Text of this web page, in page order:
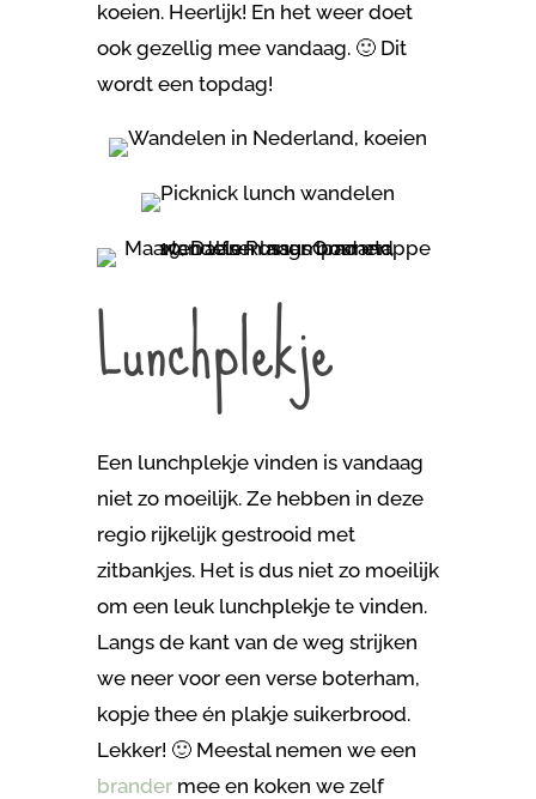
koeien. Heerlijk! En het weer doet
ook gezellig mee vandaag. 🙂 Dit
wordt een topdag!
Lunchplekje
Een lunchplekje vinden is vandaag
niet zo moeilijk. Ze hebben in deze
regio rijkelijk gestrooid met
zitbankjes. Het is dus niet zo moeilijk
om een leuk lunchplekje te vinden.
Langs de kant van de weg strijken
we neer voor een verse boterham,
kopje thee én plakje suikerbrood.
Lekker! 🙂 Meestal nemen we een
brandermee en koken we zelf